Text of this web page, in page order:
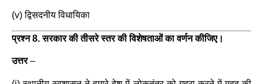
(v) द्विसदनीय विधायिका
प्रश्न 8. सरकार की तीसरे स्तर की विशेषताओं का वर्णन कीजिए।
उत्तर–